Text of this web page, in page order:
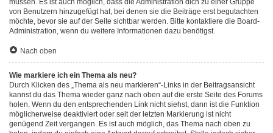
müssen. Es ist auch möglich, dass die Administration dich zu einer Gruppe
von Benutzern hinzugefügt hat, bei denen sie die Beiträge erst begutachten
möchte, bevor sie auf der Seite sichtbar werden. Bitte kontaktiere die Board-
Administration, wenn du weitere Informationen dazu benötigst.
Nach oben
Wie markiere ich ein Thema als neu?
Durch Klicken des „Thema als neu markieren“-Links in der Beitragsansicht
kannst du das Thema wieder ganz nach oben auf die erste Seite des Forums
holen. Wenn du den entsprechenden Link nicht siehst, dann ist die Funktion
möglicherweise deaktiviert oder seit der letzten Markierung ist nicht
genügend Zeit vergangen. Es ist auch möglich, das Thema nach oben zu